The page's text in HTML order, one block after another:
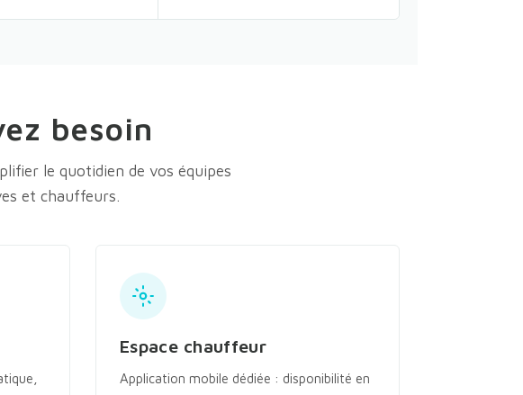
besoin
le quotidien de vos équipes
et chauffeurs.
Espace chauffeur
Application mobile dédiée : disponibilité en